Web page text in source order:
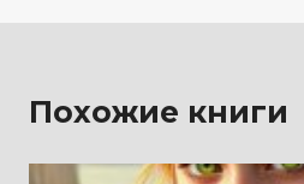
Похожие книги